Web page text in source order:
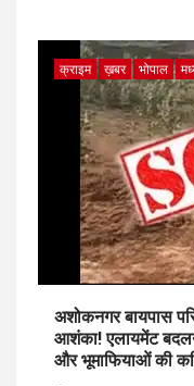
क्राइम ख़बर भोपाल
अशोकनगर बायपास
आशंका! एलायमेंट
और भूमाफियाओं की